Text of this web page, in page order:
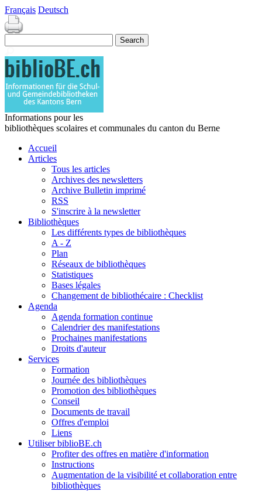
Français Deutsch
Informations pour les
bibliothèques scolaires et communales du canton du Berne
Accueil
Articles
Tous les articles
Archives des newsletters
Archive Bulletin imprimé
RSS
S'inscrire à la newsletter
Bibliothèques
Les différents types de bibliothèques
A - Z
Plan
Réseaux de bibliothèques
Statistiques
Bases légales
Changement de bibliothécaire : Checklist
Agenda
Agenda formation continue
Calendrier des manifestations
Prochaines manifestations
Droits d'auteur
Services
Formation
Journée des bibliothèques
Promotion des bibliothèques
Conseil
Documents de travail
Offres d'emploi
Liens
Utiliser biblioBE.ch
Profiter des offres en matière d'information
Instructions
Augmentation de la visibilité et collaboration entre
bibliothèques